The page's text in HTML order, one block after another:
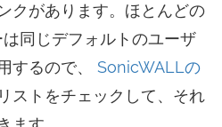
クがあります。ほとんどの
同じデフォルトのユーザ
するので、
SonicWALLの
リストをチェックして、それ